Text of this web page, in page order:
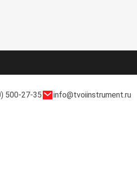
500-27-35 info@tvoiinstrument.ru